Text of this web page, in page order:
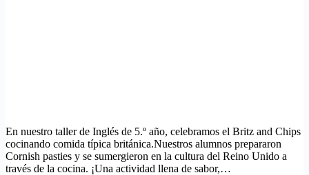
En nuestro taller de Inglés de 5.º año, celebramos el Britz and Chips
cocinando comida típica británica.Nuestros alumnos prepararon
Cornish pasties y se sumergieron en la cultura del Reino Unido a
través de la cocina. ¡Una actividad llena de sabor,…